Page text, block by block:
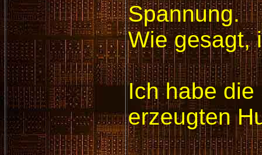
Spannung.
Wie gesagt,
Ich habe die
erzeugten